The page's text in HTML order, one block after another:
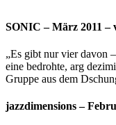
SONIC – März 2011 –
„Es gibt nur vier davon
eine bedrohte, arg
Gruppe aus dem
jazzdimensions –